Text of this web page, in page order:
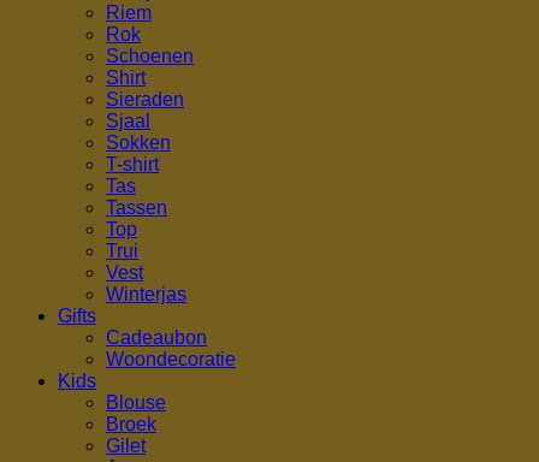
Riem
Rok
Schoenen
Shirt
Sieraden
Sjaal
Sokken
T-shirt
Tas
Tassen
Top
Trui
Vest
Winterjas
Gifts
Cadeaubon
Woondecoratie
Kids
Blouse
Broek
Gilet